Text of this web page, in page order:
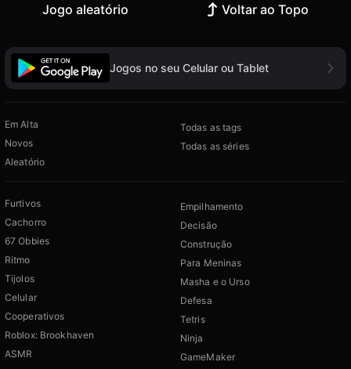
Jogo aleatório Voltar ao Topo
Jogos no seu Celular ou Tablet
Em Alta
Novos
Aleatório
Todas as tags
Todas as séries
Furtivos
Cachorro
67 Obbies
Ritmo
Tijolos
Celular
Cooperativos
Roblox: Brookhaven
ASMR
Empilhamento
Decisão
Construção
Para Meninas
Masha e o Urso
Defesa
Tetris
Ninja
GameMaker